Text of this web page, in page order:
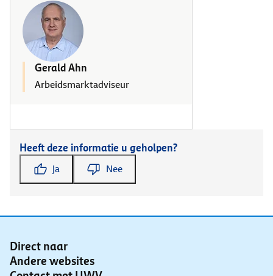
Gerald Ahn
Arbeidsmarktadviseur
Heeft deze informatie u geholpen?
Ja Nee
Direct naar
Andere websites